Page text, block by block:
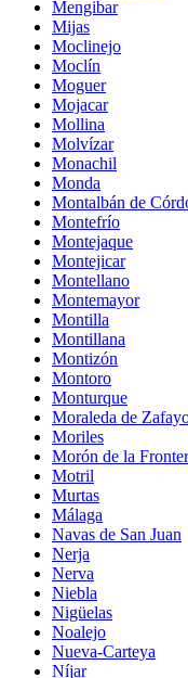
Mengibar
Mijas
Moclinejo
Moclín
Moguer
Mojacar
Mollina
Molvízar
Monachil
Monda
Montalbán de
Montefrío
Montejaque
Montejicar
Montellano
Montemayor
Montilla
Montillana
Montizón
Montoro
Monturque
Moraleda de
Moriles
Morón de la
Motril
Murtas
Málaga
Navas de San Juan
Nerja
Nerva
Niebla
Nigüelas
Noalejo
Nueva-Carteya
Níjar